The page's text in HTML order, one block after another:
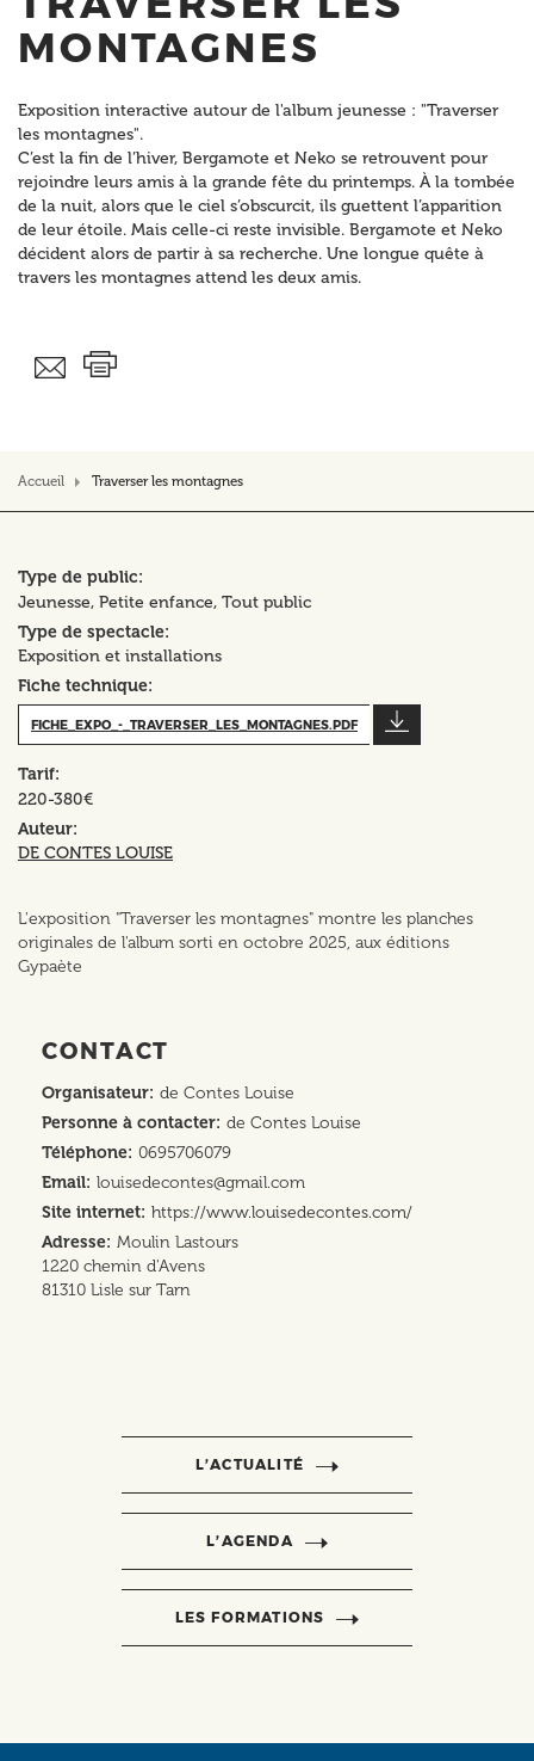
MONTAGNES
Exposition interactive autour de l'album jeunesse : "Traverser
les montagnes".
C’est la fin de l’hiver, Bergamote et Neko se retrouvent pour
rejoindre leurs amis à la grande fête du printemps. À la tombée
de la nuit, alors que le ciel s’obscurcit, ils guettent l’apparition
de leur étoile. Mais celle-ci reste invisible. Bergamote et Neko
décident alors de partir à sa recherche. Une longue quête à
travers les montagnes attend les deux amis.
Accueil Traverser les montagnes
Type de public
Jeunesse Petite enfance Tout public
Type de spectacle
Exposition et installations
Fiche technique
FICHE_EXPO_-_TRAVERSER_LES_MONTAGNES.PDF
Tarif
220-380€
Auteur
DE CONTES LOUISE
L'exposition "Traverser les montagnes" montre les planches
originales de l'album sorti en octobre 2025, aux éditions
Gypaète
CONTACT
Organisateur de Contes Louise
Personne à contacter de Contes Louise
Téléphone 0695706079
Email louisedecontes@gmail.com
Site internet https://www.louisedecontes.com/
Adresse Moulin Lastours
1220 chemin d'Avens
81310 Lisle sur Tarn
L’ACTUALITÉ
L’AGENDA
LES FORMATIONS